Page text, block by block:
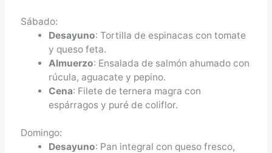
Sábado:
Desayuno: Tortilla de espinacas con tomate
y queso feta.
Almuerzo: Ensalada de salmón ahumado con
rúcula, aguacate y pepino.
Cena: Filete de ternera magra con
espárragos y puré de coliflor.
Domingo:
Desayuno: Pan integral con queso fresco,